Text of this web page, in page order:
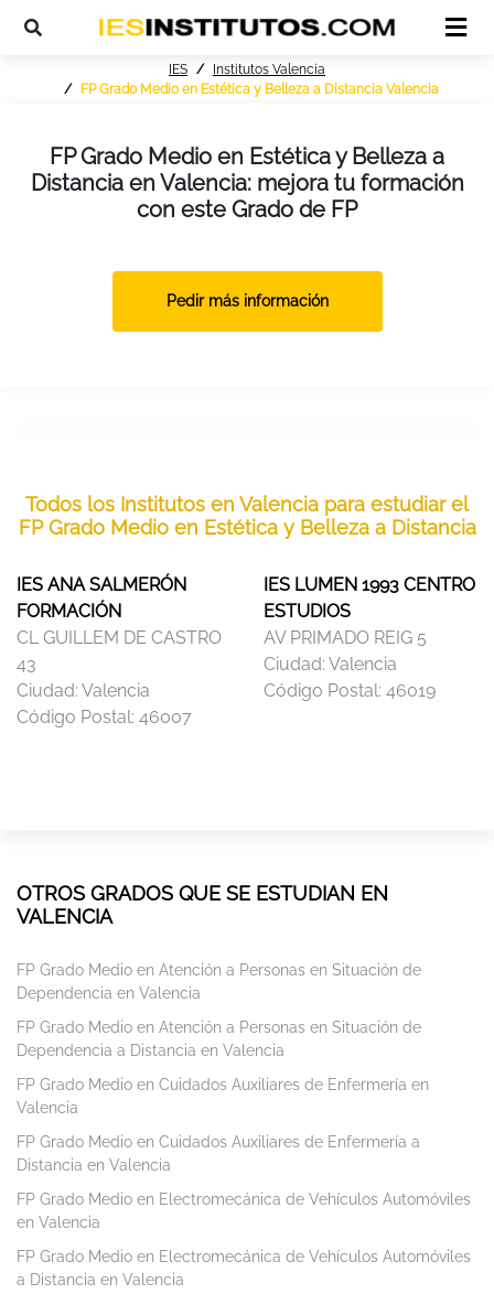
IES
Institutos Valencia
FP Grado Medio en Estética y Belleza a Distancia Valencia
FP Grado Medio en Estética y Belleza a
Distancia en Valencia: mejora tu formación
con este Grado de FP
Pedir más información
Todos los Institutos en Valencia para estudiar el
FP Grado Medio en Estética y Belleza a Distancia
IES ANA SALMERÓN
FORMACIÓN
CL GUILLEM DE CASTRO
43
Ciudad: Valencia
Código Postal: 46007
IES LUMEN 1993 CENTRO
ESTUDIOS
AV PRIMADO REIG 5
Ciudad: Valencia
Código Postal: 46019
OTROS GRADOS QUE SE ESTUDIAN EN
VALENCIA
FP Grado Medio en Atención a Personas en Situación de
Dependencia en Valencia
FP Grado Medio en Atención a Personas en Situación de
Dependencia a Distancia en Valencia
FP Grado Medio en Cuidados Auxiliares de Enfermería en
Valencia
FP Grado Medio en Cuidados Auxiliares de Enfermería a
Distancia en Valencia
FP Grado Medio en Electromecánica de Vehículos Automóviles
en Valencia
FP Grado Medio en Electromecánica de Vehículos Automóviles
a Distancia en Valencia